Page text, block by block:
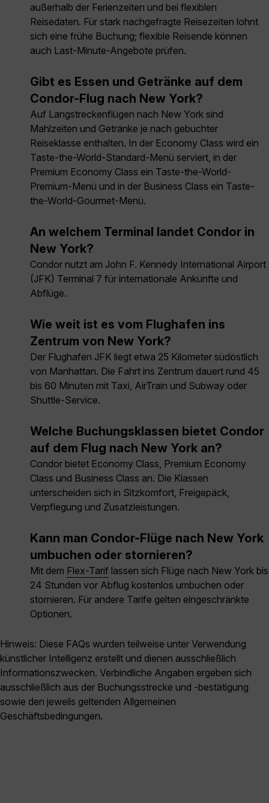
außerhalb der Ferienzeiten und bei flexiblen
Reisedaten. Für stark nachgefragte Reisezeiten lohnt
sich eine frühe Buchung; flexible Reisende können
auch Last-Minute-Angebote prüfen.
Gibt es Essen und Getränke auf dem
Condor-Flug nach New York?
Auf Langstreckenflügen nach New York sind
Mahlzeiten und Getränke je nach gebuchter
Reiseklasse enthalten. In der Economy Class wird ein
Taste-the-World-Standard-Menü serviert, in der
Premium Economy Class ein Taste-the-World-
Premium-Menü und in der Business Class ein Taste-
the-World-Gourmet-Menü.
An welchem Terminal landet Condor in
New York?
Condor nutzt am John F. Kennedy International Airport
(JFK) Terminal 7 für internationale Ankünfte und
Abflüge.
Wie weit ist es vom Flughafen ins
Zentrum von New York?
Der Flughafen JFK liegt etwa 25 Kilometer südöstlich
von Manhattan. Die Fahrt ins Zentrum dauert rund 45
bis 60 Minuten mit Taxi, AirTrain und Subway oder
Shuttle-Service.
Welche Buchungsklassen bietet Condor
auf dem Flug nach New York an?
Condor bietet Economy Class, Premium Economy
Class und Business Class an. Die Klassen
unterscheiden sich in Sitzkomfort, Freigepäck,
Verpflegung und Zusatzleistungen.
Kann man Condor-Flüge nach New York
umbuchen oder stornieren?
Mit dem Flex-Tarif lassen sich Flüge nach New York bis
24 Stunden vor Abflug kostenlos umbuchen oder
stornieren. Für andere Tarife gelten eingeschränkte
Optionen.
Hinweis: Diese FAQs wurden teilweise unter Verwendung
künstlicher Intelligenz erstellt und dienen ausschließlich
Informationszwecken. Verbindliche Angaben ergeben sich
ausschließlich aus der Buchungsstrecke und -bestätigung
sowie den jeweils geltenden Allgemeinen
Geschäftsbedingungen.